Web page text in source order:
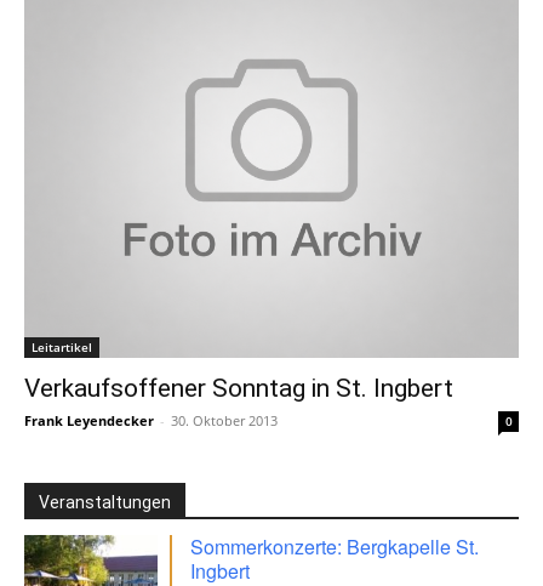
Leitartikel
Verkaufsoffener Sonntag in St. Ingbert
Frank Leyendecker - 30. Oktober 2013 0
Veranstaltungen
Sommerkonzerte: Bergkapelle St.
Ingbert